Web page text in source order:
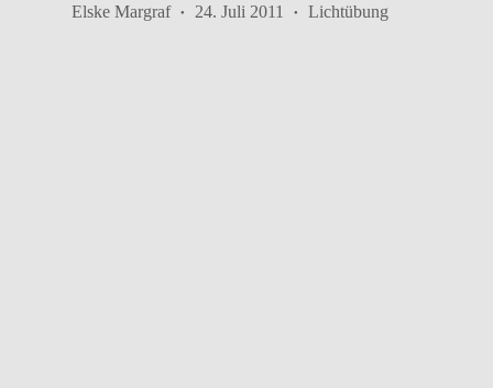
Elske Margraf
24. Juli 2011 Lichtübung